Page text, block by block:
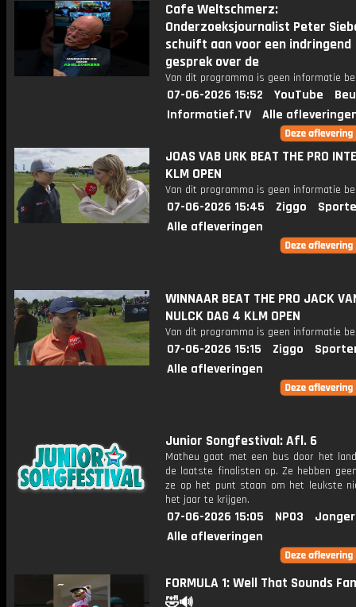
Cafe Weltschmerz:
Onderzoeksjournalist Peter
schuift aan voor een indringend
gesprek over de
Van dit programma is geen informatie
07-06-2026 15:52 YouTube
Informatief.TV
Alle
JOAS VAB URK BEAT THE PRO
KLM OPEN
Van dit programma is geen informatie
07-06-2026 15:45 Ziggo
Alle afleveringen
WINNAAR BEAT THE PRO JACK
NULCK DAG 4 KLM OPEN
Van dit programma is geen informatie
07-06-2026 15:15 Ziggo
Alle afleveringen
Junior Songfestival: Afl. 6
Matheu gaat met een bus door het
de laatste finalisten op. Ze hebben
ze op het punt staan om het leukste
het jaar te krijgen.
07-06-2026 15:05 NPO3
Alle afleveringen
FORMULA 1: Well That Sounds
🤣🔊